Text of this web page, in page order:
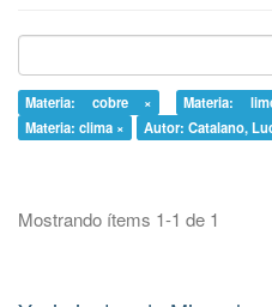
Materia: cobre × Materia:
Materia: clima ×
Autor: Catalano,
Mostrando ítems 1-1 de 1